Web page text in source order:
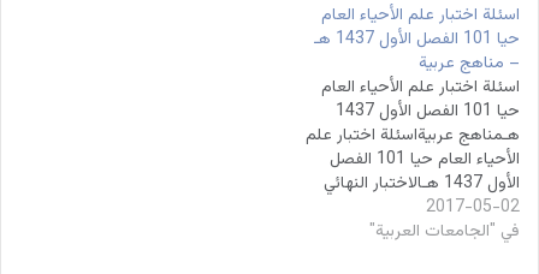
اسئلة اختبار علم الأحياء العام
حيا 101 الفصل الأول 1437 هـ
– مناهج عربية
اسئلة اختبار علم الأحياء العام
حيا 101 الفصل الأول 1437
هـمناهج عربيةاسئلة اختبار علم
الأحياء العام حيا 101 الفصل
الأول 1437 هـالاختبار النهائي
لمادة الاحياء العام الفصل
2017-05-02
في "الجامعات العربية"